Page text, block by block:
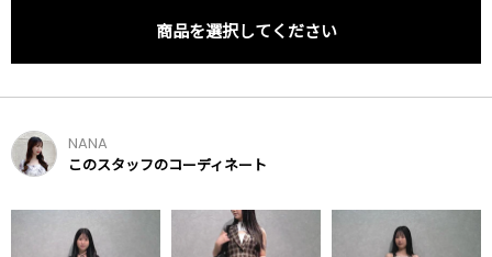
商品を選択してください
NANA
このスタッフのコーディネート